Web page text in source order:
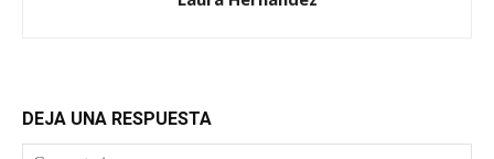
DEJA UNA RESPUESTA